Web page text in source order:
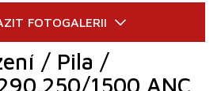
/ Pila /
1500 ANC